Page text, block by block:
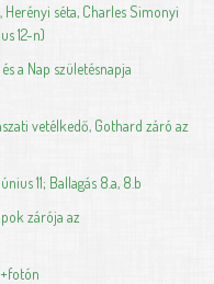
Herényi séta, Charles Simonyi
12-n)
a Nap születésnapja
vetélkedő, Gothard záró az
11; Ballagás 8.a, 8.b
zárója az